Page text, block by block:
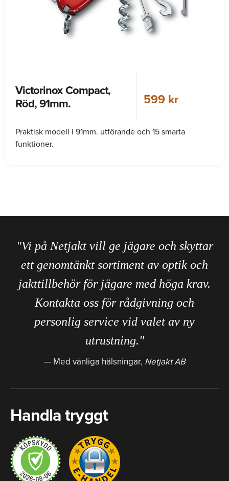
Victorinox Compact,
Röd, 91mm.
599 kr
Praktisk modell i 91mm. utförande och 15 smarta
funktioner.
"Vi på Netjakt vill ge jägare och skyttar
ett genomtänkt sortiment av optik och
jakttillbehör för jägare med höga krav.
Kontakta oss för rådgivning och
personlig service vid valet av ny
utrustning."
Med vänliga hälsningar, Netjakt AB
Handla tryggt